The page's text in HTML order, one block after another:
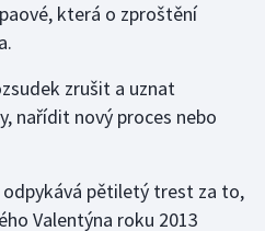
která o zproštění
zrušit a uznat
nařídit nový proces nebo
pětiletý trest za to,
Valentýna roku 2013